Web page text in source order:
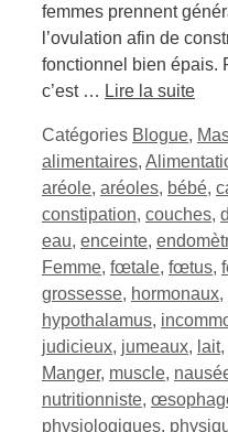
femmes prennent
l’ovulation afin de
fonctionnel bien épais.
c’est … Lire la suite
Catégories Blogue,
alimentaires,
aréole, aréoles, bébé,
constipation, couches,
eau, enceinte,
Femme, fœtale, fœtus,
grossesse, hormonaux,
hypothalamus,
judicieux, jumeaux, lait,
Manger, muscle,
nutritionniste,
physiologiques,